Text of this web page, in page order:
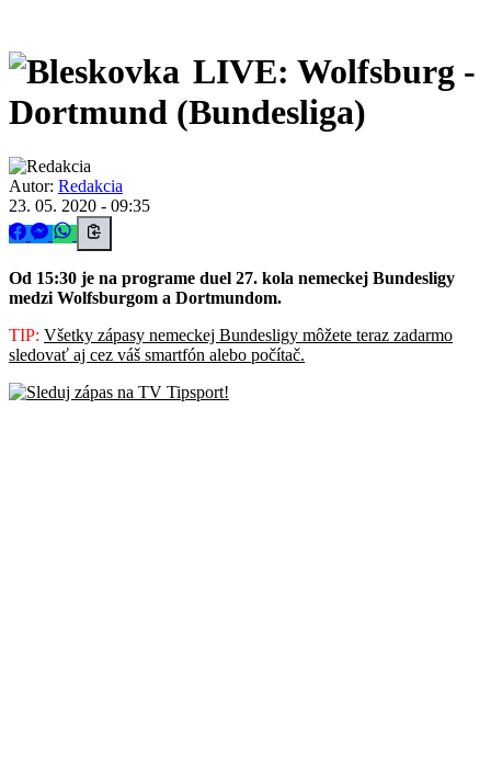
LIVE: Wolfsburg -
Dortmund (Bundesliga)
Autor: Redakcia
23. 05. 2020 - 09:35
Od 15:30 je na programe duel 27. kola nemeckej Bundesligy
medzi Wolfsburgom a Dortmundom.
TIP: Všetky zápasy nemeckej Bundesligy môžete teraz zadarmo
sledovať aj cez váš smartfón alebo počítač.